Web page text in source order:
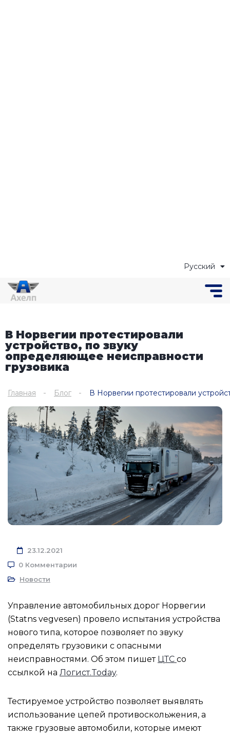
Русский
Українська
В Норвегии протестировали
устройство, по звуку
определяющее неисправности
грузовика
Главная Блог В Норвегии протестировали
23.12.2021
0 Комментарии
Новости
Управление автомобильных дорог Норвегии
(Statns vegvesen) провело испытания устройства
нового типа, которое позволяет по звуку
определять грузовики с опасными
неисправностями. Об этом пишет ЦТС со
ссылкой на Логист.Today.
Тестируемое устройство позволяет выявлять
использование цепей противоскольжения, а
также грузовые автомобили, которые имеют